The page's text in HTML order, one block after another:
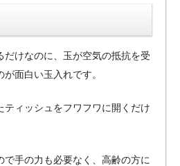
だけなのに、玉が空気の抵抗を受
面白い玉入れです。
ティッシュをフワフワに開くだけ
で手の力も必要なく、高齢の方に